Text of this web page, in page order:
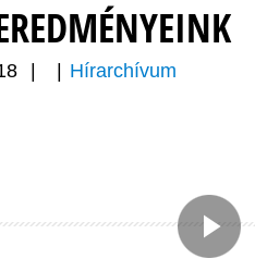
Hírarchívum